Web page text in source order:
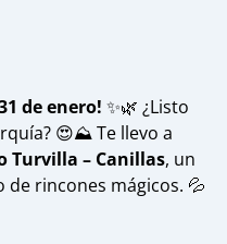
de enero! ✨🌿 ¿Listo
😍⛰️ Te llevo a
Turvilla – Canillas, un
de rincones mágicos. 💦